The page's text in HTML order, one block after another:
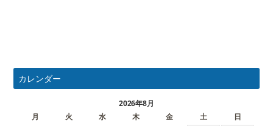
カレンダー
2026年8月
月
火 水 木 金 土
日